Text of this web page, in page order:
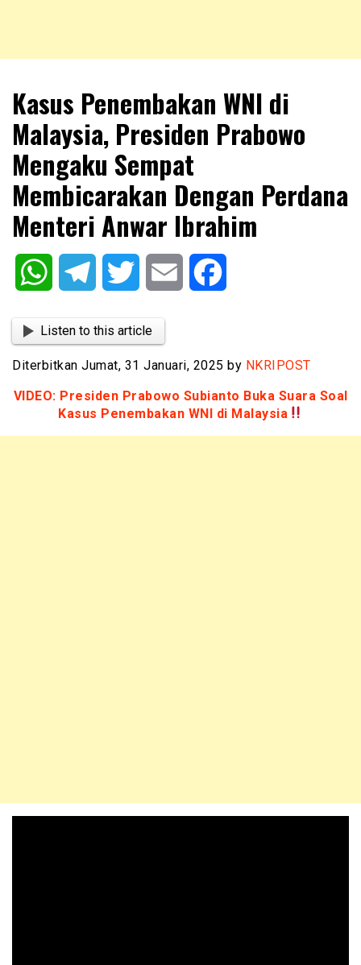
NKRIPOST
Kasus Penembakan WNI di
Malaysia, Presiden Prabowo
Mengaku Sempat
Membicarakan Dengan Perdana
Menteri Anwar Ibrahim
WhatsAppTelegram Twitter Email
Listen to this article
Diterbitkan Jumat, 31 Januari, 2025 by NKRIPOST
VIDEO: Presiden Prabowo Subianto Buka Suara Soal
Kasus Penembakan WNI di Malaysia